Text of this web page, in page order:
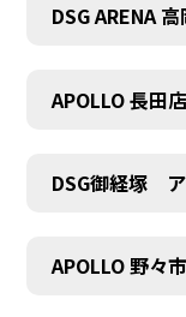
DSG ARENA
APOLLO 長田店
DSG御経塚
APOLLO 野々